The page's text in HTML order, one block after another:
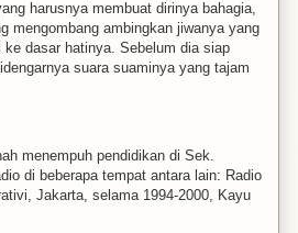
harusnya membuat dirinya bahagia,
mengombang ambingkan jiwanya yang
dasar hatinya. Sebelum dia siap
suara suaminya yang tajam
menempuh pendidikan di Sek.
di beberapa tempat antara lain: Radio
Jakarta, selama 1994-2000, Kayu